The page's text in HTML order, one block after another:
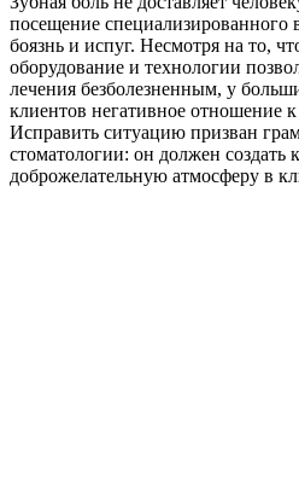
посещение специализированного
боязнь и испуг. Несмотря на то,
оборудование и технологии
лечения безболезненным, у
клиентов негативное отношение
Исправить ситуацию призван
стоматологии: он должен
доброжелательную атмосферу в